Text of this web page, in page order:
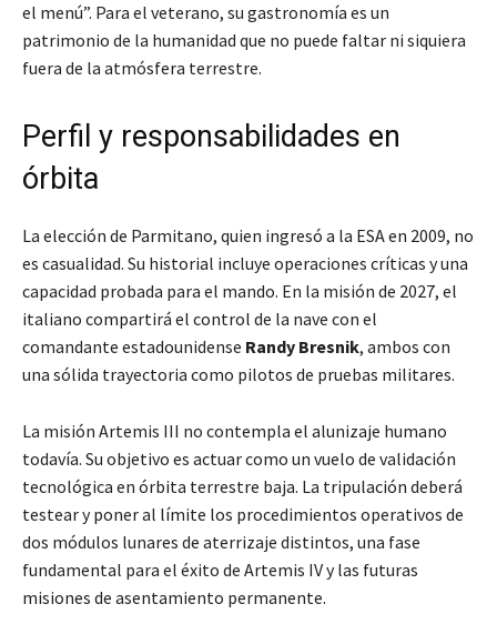
el menú”. Para el veterano, su gastronomía es un
patrimonio de la humanidad que no puede faltar ni siquiera
fuera de la atmósfera terrestre.
Perfil y responsabilidades en
órbita
La elección de Parmitano, quien ingresó a la ESA en 2009, no
es casualidad. Su historial incluye operaciones críticas y una
capacidad probada para el mando. En la misión de 2027, el
italiano compartirá el control de la nave con el
comandante estadounidense Randy Bresnik, ambos con
una sólida trayectoria como pilotos de pruebas militares.
La misión Artemis III no contempla el alunizaje humano
todavía. Su objetivo es actuar como un vuelo de validación
tecnológica en órbita terrestre baja. La tripulación deberá
testear y poner al límite los procedimientos operativos de
dos módulos lunares de aterrizaje distintos, una fase
fundamental para el éxito de Artemis IV y las futuras
misiones de asentamiento permanente.